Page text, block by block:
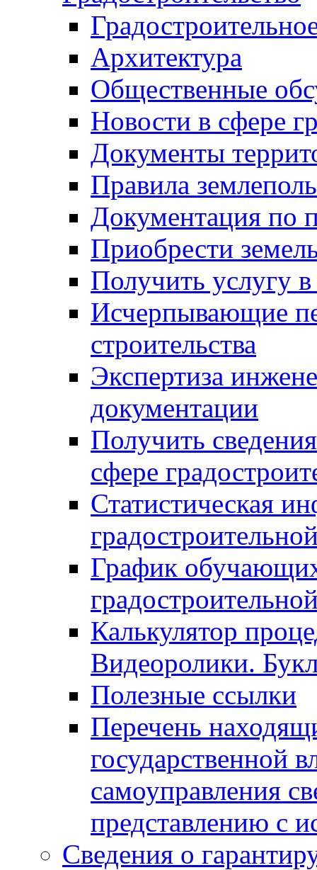
Архитектура
Общественные
Новости в сфере
Документы
Правила
Документация по
Приобрести
Получить услугу в
Исчерпывающие
строительства
Экспертиза
документации
Получить
сфере
Статистическая
График
Калькулятор
Видеоролики.
Полезные ссылки
Перечень
государственной
самоуправления
представлению с
Сведения о